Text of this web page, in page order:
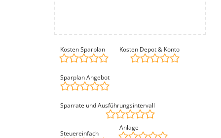
Kosten Sparplan Kosten Depot & Konto
Sparplan Angebot
Sparrate und Ausführungsintervall
Steuereinfach
Anlage